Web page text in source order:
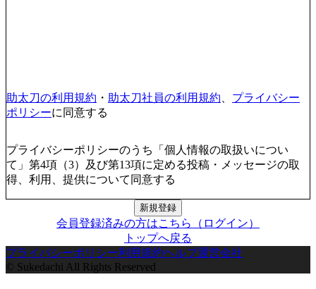
助太刀の利用規約 ・ 助太刀社員の利用規約
プライバシー
ポリシーに同意する
プライバシーポリシーのうち「個人情報の取扱いについ
て」第4項（3）及び第13項に定める投稿・メッセージの取
得、利用、提供について同意する
新規登録
会員登録済みの方はこちら（ログイン）
トップへ戻る
プライバシーポリシー利用規約ヘルプ運営会社
© Sukedachi All Rights Reserved